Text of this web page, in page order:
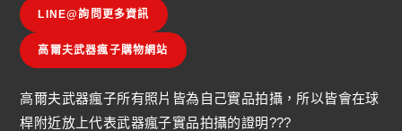
LINE@詢問更多資訊
高爾夫武器瘋子購物網站
高爾夫武器瘋子所有照片皆為自己實品拍攝，所以皆會在球
桿附近放上代表武器瘋子實品拍攝的證明???